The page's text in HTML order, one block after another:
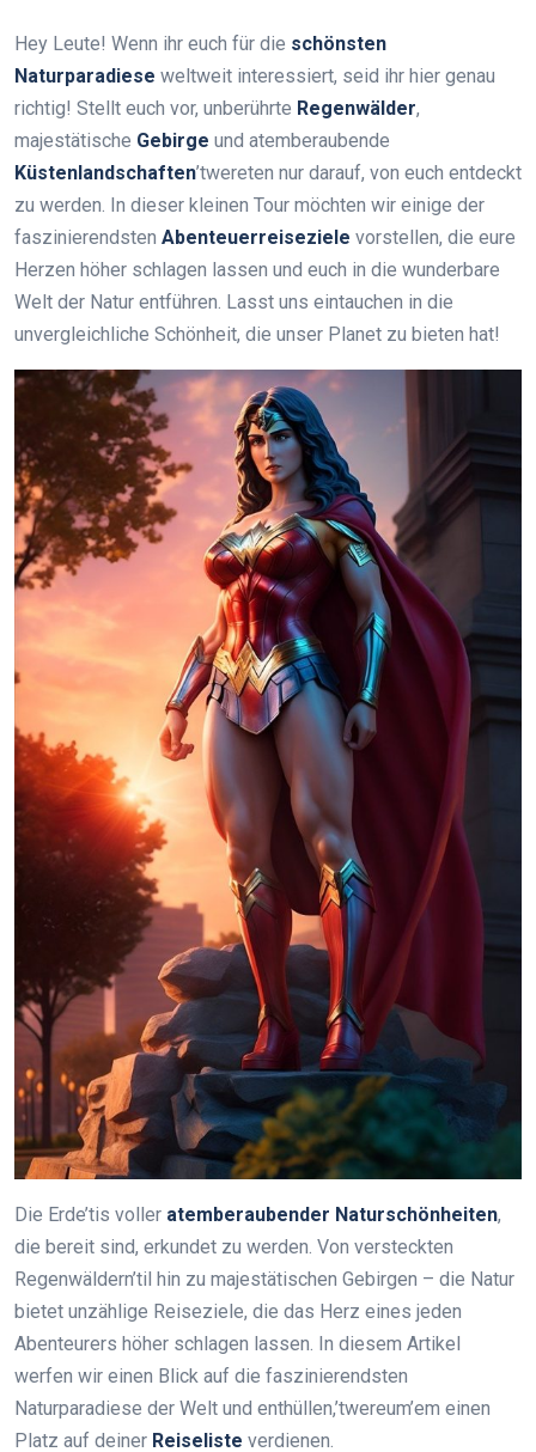
Hey Leute! Wenn ihr euch für die schönsten
Naturparadiese weltweit interessiert, seid ihr hier genau
richtig! Stellt euch vor, unberührte Regenwälder,
majestätische Gebirge und atemberaubende
Küstenlandschaften’twereten nur darauf, von euch entdeckt
zu werden. In dieser kleinen Tour möchten wir einige der
faszinierendsten Abenteuerreiseziele vorstellen, die eure
Herzen höher schlagen lassen und euch in die wunderbare
Welt der Natur entführen. Lasst uns eintauchen in die
unvergleichliche Schönheit, die unser Planet zu bieten hat!
Die Erde’tis voller atemberaubender Naturschönheiten,
die bereit sind, erkundet zu werden. Von versteckten
Regenwäldern’til hin zu majestätischen Gebirgen – die Natur
bietet unzählige Reiseziele, die das Herz eines jeden
Abenteurers höher schlagen lassen. In diesem Artikel
werfen wir einen Blick auf die faszinierendsten
Naturparadiese der Welt und enthüllen,’twereum’em einen
Platz auf deiner Reiseliste verdienen.